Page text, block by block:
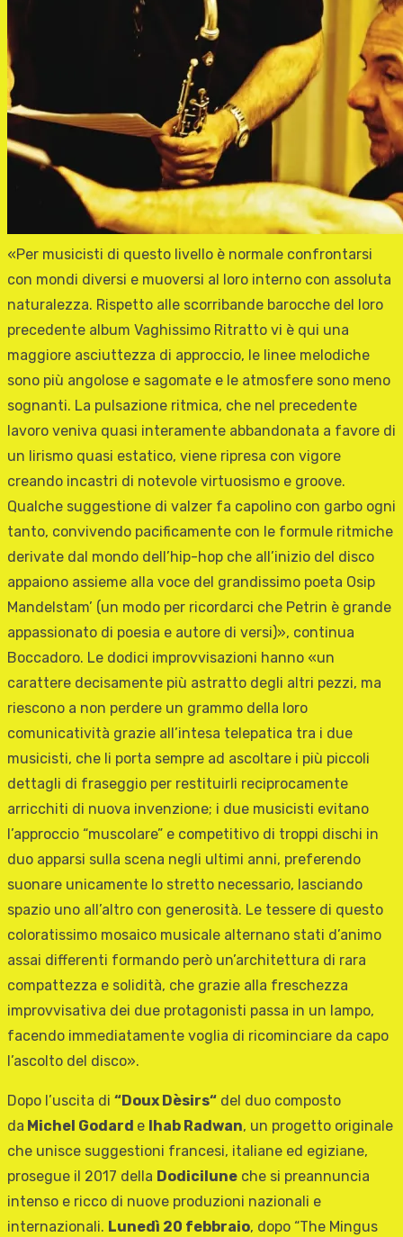
«Per musicisti di questo livello è normale confrontarsi
con mondi diversi e muoversi al loro interno con assoluta
naturalezza. Rispetto alle scorribande barocche del loro
precedente album Vaghissimo Ritratto vi è qui una
maggiore asciuttezza di approccio, le linee melodiche
sono più angolose e sagomate e le atmosfere sono meno
sognanti. La pulsazione ritmica, che nel precedente
lavoro veniva quasi interamente abbandonata a favore di
un lirismo quasi estatico, viene ripresa con vigore
creando incastri di notevole virtuosismo e groove.
Qualche suggestione di valzer fa capolino con garbo ogni
tanto, convivendo pacificamente con le formule ritmiche
derivate dal mondo dell’hip-hop che all’inizio del disco
appaiono assieme alla voce del grandissimo poeta Osip
Mandelstam’ (un modo per ricordarci che Petrin è grande
appassionato di poesia e autore di versi)», continua
Boccadoro. Le dodici improvvisazioni hanno «un
carattere decisamente più astratto degli altri pezzi, ma
riescono a non perdere un grammo della loro
comunicatività grazie all’intesa telepatica tra i due
musicisti, che li porta sempre ad ascoltare i più piccoli
dettagli di fraseggio per restituirli reciprocamente
arricchiti di nuova invenzione; i due musicisti evitano
l’approccio “muscolare” e competitivo di troppi dischi in
duo apparsi sulla scena negli ultimi anni, preferendo
suonare unicamente lo stretto necessario, lasciando
spazio uno all’altro con generosità. Le tessere di questo
coloratissimo mosaico musicale alternano stati d’animo
assai differenti formando però un’architettura di rara
compattezza e solidità, che grazie alla freschezza
improvvisativa dei due protagonisti passa in un lampo,
facendo immediatamente voglia di ricominciare da capo
l’ascolto del disco».
Dopo l’uscita di “Doux Dèsirs“ del duo composto
da Michel Godard e Ihab Radwan, un progetto originale
che unisce suggestioni francesi, italiane ed egiziane,
prosegue il 2017 della Dodicilune che si preannuncia
intenso e ricco di nuove produzioni nazionali e
internazionali. Lunedì 20 febbraio, dopo “The Mingus